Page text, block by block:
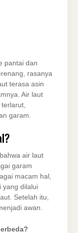
pantai dan
rasanya
terasa asin
Air laut
garam.
air laut
garam
macam hal,
yang dilalui
Setelah itu,
awan.